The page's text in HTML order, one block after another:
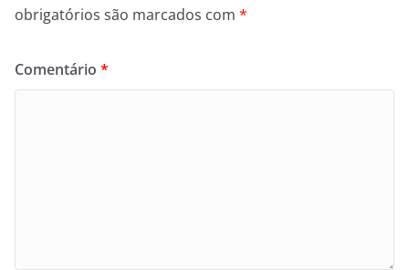
obrigatórios são marcados com *
Comentário *